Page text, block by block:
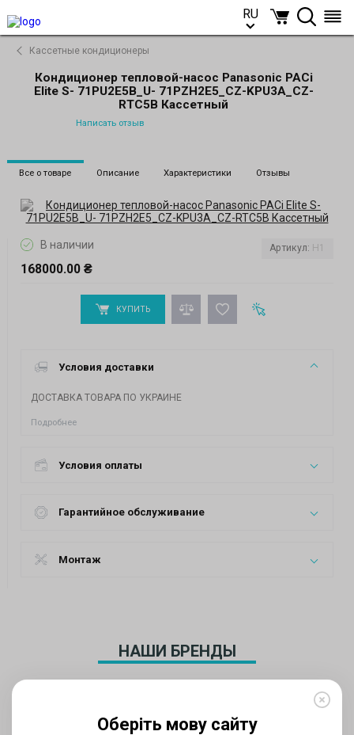
Оберіть мову сайту
RU
Кассетные кондиционеры
Кондиционер тепловой-насос Panasonic PACi
Elite S- 71PU2E5B_U- 71PZH2E5_CZ-KPU3A_CZ-
RTC5B Кассетный
Написать отзыв
Все о товаре Описание Характеристики Отзывы
В наличии
168000.00 ₴
Артикул: H1
КУПИТЬ
Условия доставки
ДОСТАВКА ТОВАРА ПО УКРАИНЕ
Подробнее
Условия оплаты
Гарантийное обслуживание
Монтаж
НАШИ БРЕНДЫ